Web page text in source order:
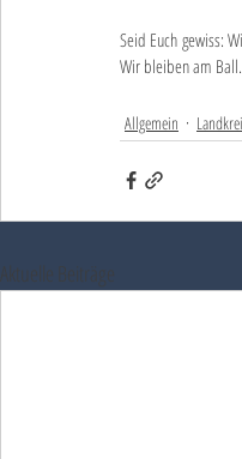
Seid Euch gewiss:
Wir bleiben am
Allgemein
Aktuelle Beiträge